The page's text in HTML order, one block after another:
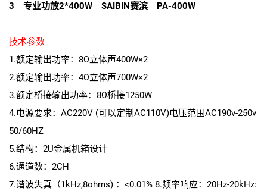
3 专业功放2*400W SAIBIN赛滨 PA-400W
技术参数
1.额定输出功率：8Ω立体声400W×2
2.额定输出功率：4Ω立体声700W×2
3.额定桥接输出功率：8Ω桥接1250W
4.电源要求：AC220V (可以定制AC110V)电压范围AC190v-250v
50/60HZ
5.结构：2U金属机箱设计
6.通道数：2CH
7.谐波失真（1kHz,8ohms) ：<0.01% 8.频率响应：20Hz-20kHz: